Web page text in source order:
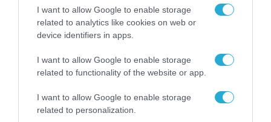
I want to allow Google to enable storage
related to analytics like cookies on web or
device identifiers in apps.
I want to allow Google to enable storage
related to functionality of the website or app.
I want to allow Google to enable storage
related to personalization.
Το χρηματοδοτούμενο
από την ΕΕ έργο “The
Gaming Police”
ενισχύει την ασφάλεια
των παιδιών στο
διαδίκτυο
ΑΑΔΕ: Διευκρινίσεις
παραβάσεις που
αφορούν τους ΦΗΜ